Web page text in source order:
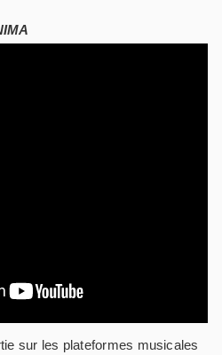
sur les plateformes musicales